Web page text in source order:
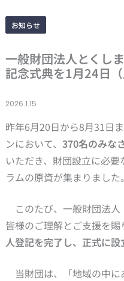
お知らせ
一般財団法人とくし
記念式典を1月24日（
2026.1.15
昨年6月20日から8月31日
ンにおいて、 370名のみな
いただき、財団設立に必
ラムの原資が集まりました。
このたび、一般財団法人
皆様のご理解とご支援を賜
人登記を完了し、正式に設
当財団は、「地域の中に